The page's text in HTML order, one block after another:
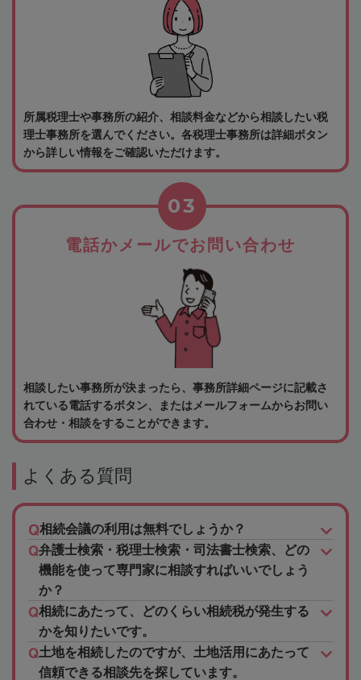
所属税理士や事務所の紹介、相談料金などから相談したい税
理士事務所を選んでください。各税理士事務所は詳細ボタン
から詳しい情報をご確認いただけます。
電話かメールでお問い合わせ
03
相談したい事務所が決まったら、事務所詳細ページに記載さ
れている電話するボタン、またはメールフォームからお問い
合わせ・相談をすることができます。
よくある質問
相続会議の利用は無料でしょうか？
弁護士検索・税理士検索・司法書士検索、どの
機能を使って専門家に相談すればいいでしょう
か？
相続にあたって、どのくらい相続税が発生する
かを知りたいです。
土地を相続したのですが、土地活用にあたって
信頼できる相談先を探しています。